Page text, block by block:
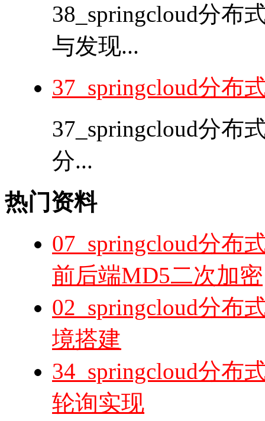
38_springcloud分布
与发现...
37_springcloud分布
37_springcloud分布
分...
热门资料
07_springcloud分布
前后端MD5二次加密
02_springcloud分布
境搭建
34_springcloud分布
轮询实现